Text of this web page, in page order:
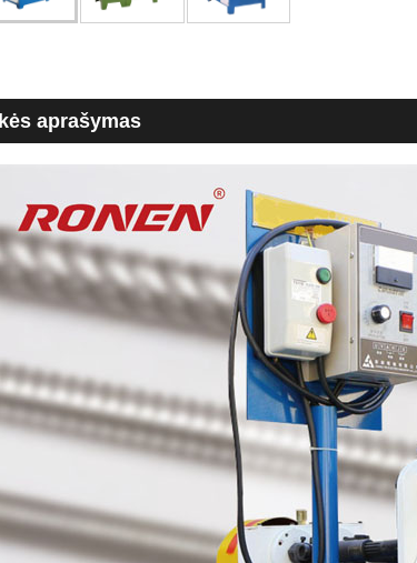
aprašymas